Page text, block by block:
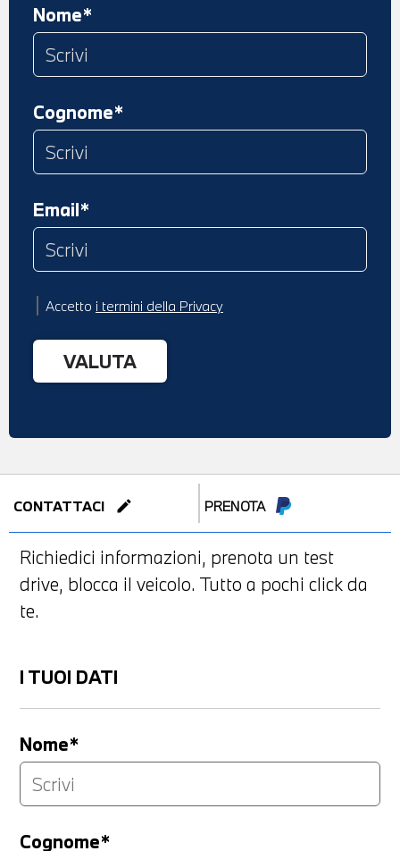
Nome*
Cognome*
Email*
Accetto i termini della Privacy
CONTATTACI edit PRENOTA
Richiedici informazioni, prenota un test
drive, blocca il veicolo. Tutto a pochi click da
te.
I TUOI DATI
Nome*
Cognome*